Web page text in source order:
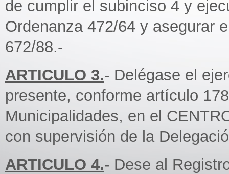
de cumplir el subinciso 4 y
Ordenanza 472/64 y asegurar
672/88.-
ARTICULO 3.- Delégase el
presente, conforme artículo
Municipalidades, en el
con supervisión de la
ARTICULO 4.- Dese al